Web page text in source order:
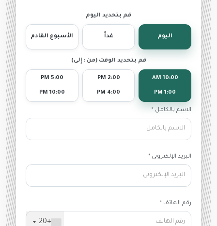
قم بتحديد اليوم
اليوم غداً الأسبوع القادم
قم بتحديد الوقت (من : إلى)
10:00 AM
1:00 PM
2:00 PM
4:00 PM
5:00 PM
10:00 PM
الاسم بالكامل *
البريد الإلكترونى *
رقم الهاتف *
+20